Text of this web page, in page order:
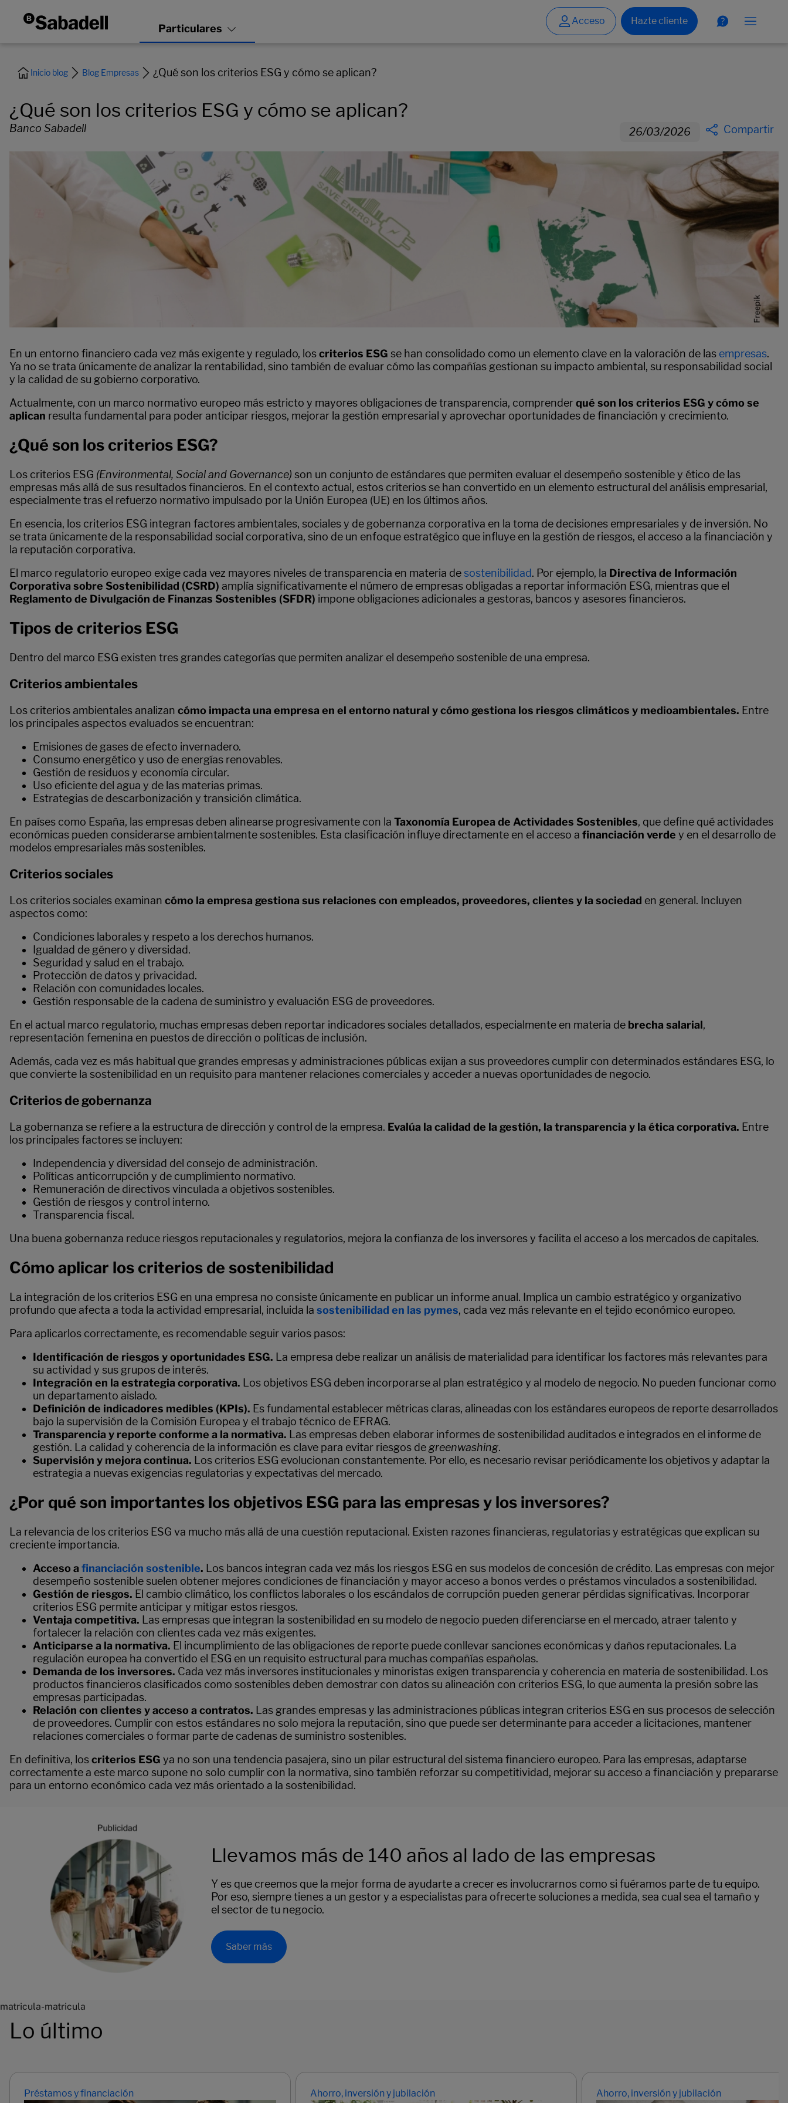
Inicio blog Blog Empresas ¿Qué son los criterios ESG y cómo se aplican?
¿Qué son los criterios ESG y cómo se aplican?
Banco Sabadell 26/03/2026 Compartir
En un entorno financiero cada vez más exigente y regulado, loscriterios ESG se han consolidado como un elemento clave en la valoración de las empresas.
Ya no se trata únicamente de analizar la rentabilidad, sino también de evaluar cómo las compañías gestionan su impacto ambiental, su responsabilidad social
y la calidad de su gobierno corporativo.
Actualmente, con un marco normativo europeo más estricto y mayores obligaciones de transparencia, comprenderqué son los criterios ESG y cómo se
aplican resulta fundamental para poder anticipar riesgos, mejorar la gestión empresarial y aprovechar oportunidades de financiación y crecimiento.
¿Qué son los criterios ESG?
Los criterios ESG (Environmental, Social and Governance) son un conjunto de estándares que permiten evaluar el desempeño sostenible y ético de las
empresas más allá de sus resultados financieros. En el contexto actual, estos criterios se han convertido en un elemento estructural del análisis empresarial,
especialmente tras el refuerzo normativo impulsado por la Unión Europea (UE) en los últimos años.
En esencia, los criterios ESG integran factores ambientales, sociales y de gobernanza corporativa en la toma de decisiones empresariales y de inversión. No
se trata únicamente de la responsabilidad social corporativa, sino de un enfoque estratégico que influye en la gestión de riesgos, el acceso a la financiación y
la reputación corporativa.
El marco regulatorio europeo exige cada vez mayores niveles de transparencia en materia desostenibilidad. Por ejemplo, la Directiva de Información
Corporativa sobre Sostenibilidad (CSRD) amplía significativamente el número de empresas obligadas a reportar información ESG, mientras que el
Reglamento de Divulgación de Finanzas Sostenibles (SFDR) impone obligaciones adicionales a gestoras, bancos y asesores financieros.
Tipos de criterios ESG
Dentro del marco ESG existen tres grandes categorías que permiten analizar el desempeño sostenible de una empresa.
Criterios ambientales
Los criterios ambientales analizan cómo impacta una empresa en el entorno natural y cómo gestiona los riesgos climáticos y medioambientales. Entre
los principales aspectos evaluados se encuentran:
Emisiones de gases de efecto invernadero.
Consumo energético y uso de energías renovables.
Gestión de residuos y economía circular.
Uso eficiente del agua y de las materias primas.
Estrategias de descarbonización y transición climática.
En países como España, las empresas deben alinearse progresivamente con la Taxonomía Europea de Actividades Sostenibles, que define qué actividades
económicas pueden considerarse ambientalmente sostenibles. Esta clasificación influye directamente en el acceso a financiación verde y en el desarrollo de
modelos empresariales más sostenibles.
Criterios sociales
Los criterios sociales examinan cómo la empresa gestiona sus relaciones con empleados, proveedores, clientes y la sociedad en general. Incluyen
aspectos como:
Condiciones laborales y respeto a los derechos humanos.
Igualdad de género y diversidad.
Seguridad y salud en el trabajo.
Protección de datos y privacidad.
Relación con comunidades locales.
Gestión responsable de la cadena de suministro y evaluación ESG de proveedores.
En el actual marco regulatorio, muchas empresas deben reportar indicadores sociales detallados, especialmente en materia de brecha salarial,
representación femenina en puestos de dirección o políticas de inclusión.
Además, cada vez es más habitual que grandes empresas y administraciones públicas exijan a sus proveedores cumplir con determinados estándares ESG, lo
que convierte la sostenibilidad en un requisito para mantener relaciones comerciales y acceder a nuevas oportunidades de negocio.
Criterios de gobernanza
La gobernanza se refiere a la estructura de dirección y control de la empresa. Evalúa la calidad de la gestión, la transparencia y la ética corporativa. Entre
los principales factores se incluyen:
Independencia y diversidad del consejo de administración.
Políticas anticorrupción y de cumplimiento normativo.
Remuneración de directivos vinculada a objetivos sostenibles.
Gestión de riesgos y control interno.
Transparencia fiscal.
Una buena gobernanza reduce riesgos reputacionales y regulatorios, mejora la confianza de los inversores y facilita el acceso a los mercados de capitales.
Cómo aplicar los criterios de sostenibilidad
La integración de los criterios ESG en una empresa no consiste únicamente en publicar un informe anual. Implica un cambio estratégico y organizativo
profundo que afecta a toda la actividad empresarial, incluida la sostenibilidad en las pymes, cada vez más relevante en el tejido económico europeo.
Para aplicarlos correctamente, es recomendable seguir varios pasos:
Identificación de riesgos y oportunidades ESG. La empresa debe realizar un análisis de materialidad para identificar los factores más relevantes para
su actividad y sus grupos de interés.
Integración en la estrategia corporativa. Los objetivos ESG deben incorporarse al plan estratégico y al modelo de negocio. No pueden funcionar como
un departamento aislado.
Definición de indicadores medibles (KPIs). Es fundamental establecer métricas claras, alineadas con los estándares europeos de reporte desarrollados
bajo la supervisión de la Comisión Europea y el trabajo técnico de EFRAG.
Transparencia y reporte conforme a la normativa. Las empresas deben elaborar informes de sostenibilidad auditados e integrados en el informe de
gestión. La calidad y coherencia de la información es clave para evitar riesgos de greenwashing.
Supervisión y mejora continua. Los criterios ESG evolucionan constantemente. Por ello, es necesario revisar periódicamente los objetivos y adaptar la
estrategia a nuevas exigencias regulatorias y expectativas del mercado.
¿Por qué son importantes los objetivos ESG para las empresas y los inversores?
La relevancia de los criterios ESG va mucho más allá de una cuestión reputacional. Existen razones financieras, regulatorias y estratégicas que explican su
creciente importancia.
Acceso a financiación sostenible. Los bancos integran cada vez más los riesgos ESG en sus modelos de concesión de crédito. Las empresas con mejor
desempeño sostenible suelen obtener mejores condiciones de financiación y mayor acceso a bonos verdes o préstamos vinculados a sostenibilidad.
Gestión de riesgos. El cambio climático, los conflictos laborales o los escándalos de corrupción pueden generar pérdidas significativas. Incorporar
criterios ESG permite anticipar y mitigar estos riesgos.
Ventaja competitiva. Las empresas que integran la sostenibilidad en su modelo de negocio pueden diferenciarse en el mercado, atraer talento y
fortalecer la relación con clientes cada vez más exigentes.
Anticiparse a la normativa. El incumplimiento de las obligaciones de reporte puede conllevar sanciones económicas y daños reputacionales. La
regulación europea ha convertido el ESG en un requisito estructural para muchas compañías españolas.
Demanda de los inversores. Cada vez más inversores institucionales y minoristas exigen transparencia y coherencia en materia de sostenibilidad. Los
productos financieros clasificados como sostenibles deben demostrar con datos su alineación con criterios ESG, lo que aumenta la presión sobre las
empresas participadas.
Relación con clientes y acceso a contratos. Las grandes empresas y las administraciones públicas integran criterios ESG en sus procesos de selección
de proveedores. Cumplir con estos estándares no solo mejora la reputación, sino que puede ser determinante para acceder a licitaciones, mantener
relaciones comerciales o formar parte de cadenas de suministro sostenibles.
En definitiva, loscriterios ESG ya no son una tendencia pasajera, sino un pilar estructural del sistema financiero europeo. Para las empresas, adaptarse
correctamente a este marco supone no solo cumplir con la normativa, sino también reforzar su competitividad, mejorar su acceso a financiación y prepararse
para un entorno económico cada vez más orientado a la sostenibilidad.
Llevamos más de 140 años al lado de las empresas
Y es que creemos que la mejor forma de ayudarte a crecer es involucrarnos como si fuéramos parte de tu equipo.
Por eso, siempre tienes a un gestor y a especialistas para ofrecerte soluciones a medida, sea cual sea el tamaño y
el sector de tu negocio.
Saber más
matricula-matricula
Lo último
Préstamos y financiación Ahorro, inversión y jubilación Ahorro, inversión y jubilación